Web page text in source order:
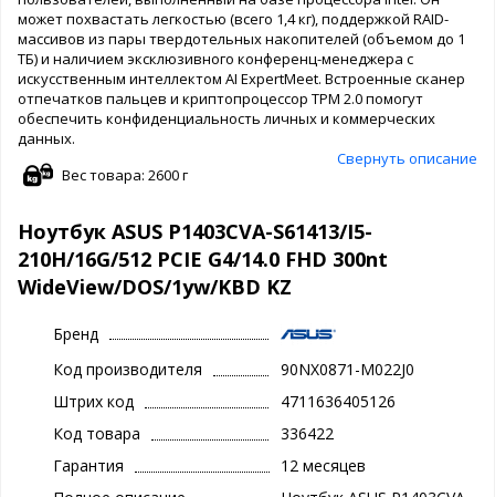
может похвастать легкостью (всего 1,4 кг), поддержкой RAID-
массивов из пары твердотельных накопителей (объемом до 1
ТБ) и наличием эксклюзивного конференц-менеджера с
искусственным интеллектом AI ExpertMeet. Встроенные сканер
отпечатков пальцев и криптопроцессор TPM 2.0 помогут
обеспечить конфиденциальность личных и коммерческих
данных.
Свернуть описание
Вес товара: 2600 г
Ноутбук ASUS P1403CVA-S61413/I5-
210H/16G/512 PCIE G4/14.0 FHD 300nt
WideView/DOS/1yw/KBD KZ
Бренд
Код производителя
90NX0871-M022J0
Штрих код
4711636405126
Код товара
336422
Гарантия
12 месяцев